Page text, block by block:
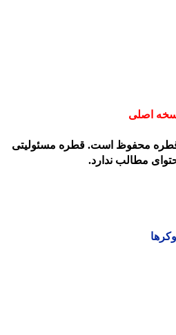
اصلی
محفوظ است. قطره مسئولیتی
مطالب ندارد.